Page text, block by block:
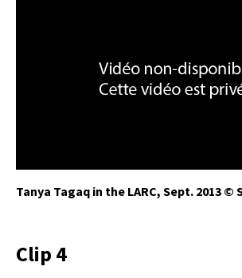
Tanya Tagaq in the LARC, Sept. 2013 ©
Clip 4